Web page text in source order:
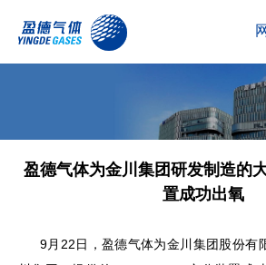
盈德气体为金川集团研发制造的
置成功出氧
9月22日，盈德气体为金川集团股份有